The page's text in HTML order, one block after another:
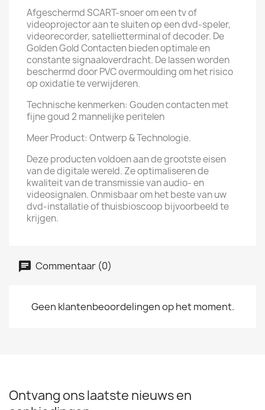
Afgeschermd SCART-snoer om een tv of
videoprojector aan te sluiten op een dvd-speler,
videorecorder, satellietterminal of decoder. De
Golden Gold Contacten bieden optimale en
constante signaaloverdracht. De lassen worden
beschermd door PVC overmoulding om het risico
op oxidatie te verwijderen.
Technische kenmerken: Gouden contacten met
fijne goud 2 mannelijke peritelen
Meer Product: Ontwerp & Technologie.
Deze producten voldoen aan de grootste eisen
van de digitale wereld. Ze optimaliseren de
kwaliteit van de transmissie van audio- en
videosignalen. Onmisbaar om het beste van uw
dvd-installatie of thuisbioscoop bijvoorbeeld te
krijgen.
Commentaar (0)
Geen klantenbeoordelingen op het moment.
Ontvang ons laatste nieuws en